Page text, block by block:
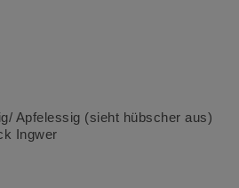
Apfelessig (sieht hübscher aus)
Ingwer